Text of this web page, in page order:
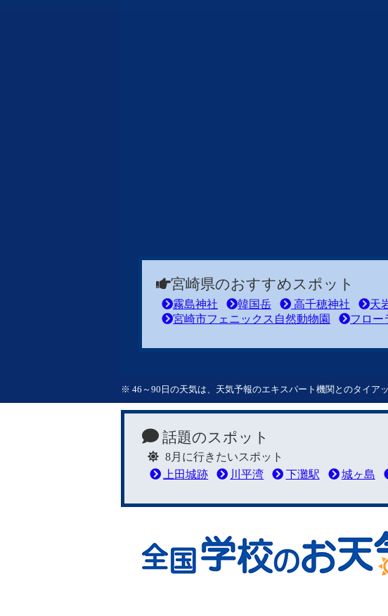
宮崎県のおすすめスポット
霧島神社 韓国岳 高千穂神社 天
宮崎市フェニックス自然動物園
フロー
※ 46～90日の天気は、天気予報のエキスパート機関とのタイア
話題のスポット
8月に行きたいスポット
上田城跡
川平湾 下灘駅 城ヶ島